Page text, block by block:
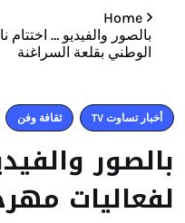
Home
بالصور والفيديو …
الوطني بقلعة السراغنة
أخبار تساوت TV ثقافة وفن
بالصور
لفعاليات